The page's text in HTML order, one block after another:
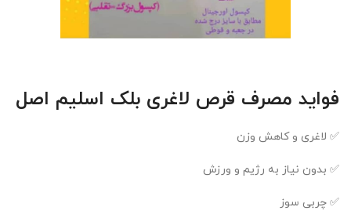
فواید مصرف قرص لاغری بلک اسلیم اصل
✅ لاغری و کاهش وزن
✅ بدون نیاز به رژیم و ورزش
✅ چربی سوز